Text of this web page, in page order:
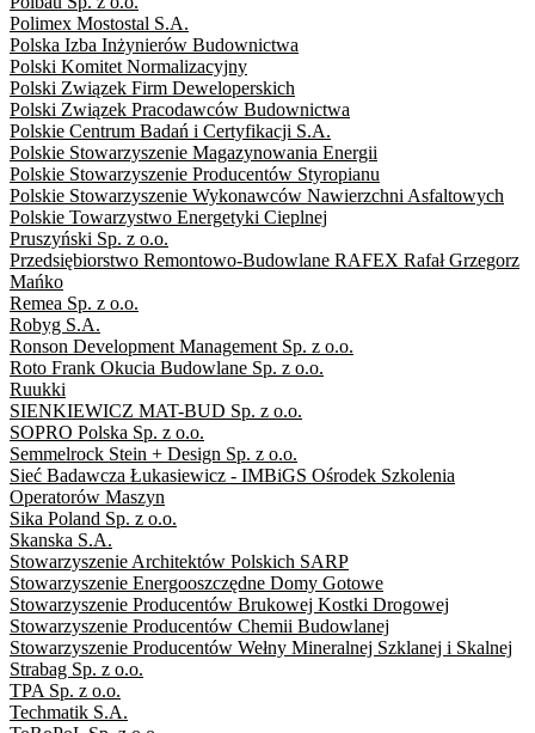
Polimex Mostostal S.A.
Polska Izba Inżynierów Budownictwa
Polski Komitet Normalizacyjny
Polski Związek Firm Deweloperskich
Polski Związek Pracodawców Budownictwa
Polskie Centrum Badań i Certyfikacji S.A.
Polskie Stowarzyszenie Magazynowania Energii
Polskie Stowarzyszenie Producentów Styropianu
Polskie Stowarzyszenie Wykonawców Nawierzchni Asfaltowych
Polskie Towarzystwo Energetyki Cieplnej
Pruszyński Sp. z o.o.
Przedsiębiorstwo Remontowo-Budowlane RAFEX Rafał Grzegorz
Mańko
Remea Sp. z o.o.
Robyg S.A.
Ronson Development Management Sp. z o.o.
Roto Frank Okucia Budowlane Sp. z o.o.
Ruukki
SIENKIEWICZ MAT-BUD Sp. z o.o.
SOPRO Polska Sp. z o.o.
Semmelrock Stein + Design Sp. z o.o.
Sieć Badawcza Łukasiewicz - IMBiGS Ośrodek Szkolenia
Operatorów Maszyn
Sika Poland Sp. z o.o.
Skanska S.A.
Stowarzyszenie Architektów Polskich SARP
Stowarzyszenie Energooszczędne Domy Gotowe
Stowarzyszenie Producentów Brukowej Kostki Drogowej
Stowarzyszenie Producentów Chemii Budowlanej
Stowarzyszenie Producentów Wełny Mineralnej Szklanej i Skalnej
Strabag Sp. z o.o.
TPA Sp. z o.o.
Techmatik S.A.